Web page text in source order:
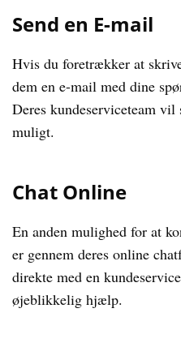
Send en E-mail
Hvis du foretrækker at
dem en e-mail med dine
Deres kundeserviceteam
muligt.
Chat Online
En anden mulighed for at
er gennem deres online
direkte med en
øjeblikkelig hjælp.